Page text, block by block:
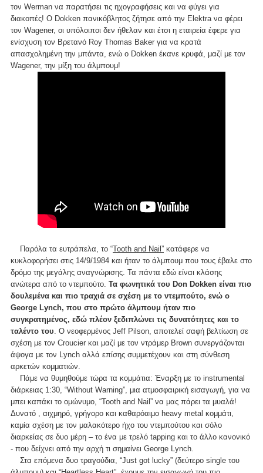
τον Werman να παρατήσει τις ηχογραφήσεις και να φύγει για
διακοπές! Ο Dokken πανικόβλητος ζήτησε από την Elektra να φέρει
τον Wagener, οι υπόλοιποι δεν ήθελαν και έτσι η εταιρεία έφερε για
ενίσχυση τον Βρετανό Roy Thomas Baker για να κρατά
απασχολημένη την μπάντα, ενώ ο Dokken έκανε κρυφά, μαζί με τον
Wagener, την μίξη του άλμπουμ!
Παρόλα τα ευτράπελα, το “Tooth and Nail” κατάφερε να
κυκλοφορήσει στις 14/9/1984 και ήταν το άλμπουμ που τους έβαλε στο
δρόμο της μεγάλης αναγνώρισης. Τα πάντα εδώ είναι κλάσης
ανώτερα από το ντεμπούτο. Τα φωνητικά του Don Dokken είναι πιο
δουλεμένα και πιο τραχιά σε σχέση με το ντεμπούτο, ενώ ο
George Lynch, που στο πρώτο άλμπουμ ήταν πιο
συγκρατημένος, εδώ πλέον ξεδιπλώνει τις δυνατότητες και το
ταλέντο του . Ο νεοφερμένος Jeff Pilson, αποτελεί σαφή βελτίωση σε
σχέση με τον Croucier και μαζί με τον ντράμερ Brown συνεργάζονται
άψογα με τον Lynch αλλά επίσης συμμετέχουν και στη σύνθεση
αρκετών κομματιών.
Πάμε να θυμηθούμε τώρα τα κομμάτια: Έναρξη με το instrumental
διάρκειας 1:30, “Without Warning”, μια ατμοσφαιρική εισαγωγή, για να
μπει καπάκι το ομώνυμο, “Tooth and Nail” να μας πάρει τα μυαλά!
Δυνατό , αιχμηρό, γρήγορο και καθαρόαιμο heavy metal κομμάτι,
καμία σχέση με τον μαλακότερο ήχο του ντεμπούτου και σόλο
διαρκείας σε δυο μέρη – το ένα με τρελό tapping και το άλλο κανονικό
- που δείχνει από την αρχή τι σημαίνει George Lynch.
Στα επόμενα δυο τραγούδια, “Just got lucky” (δεύτερο single του